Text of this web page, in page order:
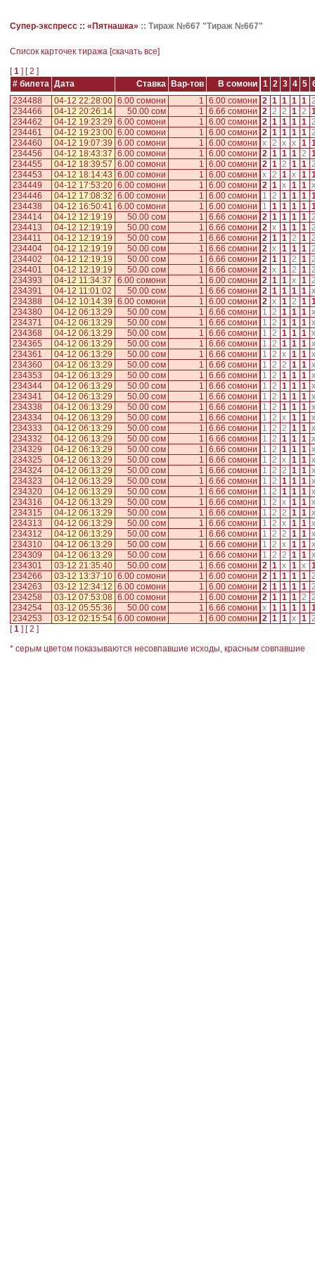
Супер-экспресс :: «Пятнашка» :: Тираж №667 "Тираж №667"
Cписок карточек тиража [скачать все]
[1 ] [2 ]
# билета Дата Ставка Вар-тов В сомони 1 2 3 4 5
234488
04-12 22:28:00 6.00 сомони 1 6.00 сомони 2 1 1 1 1
234466
04-12 20:26:14 50.00 сом 1 6.66 сомони 2 2 2 1 2
234462
04-12 19:23:29 6.00 сомони 1 6.00 сомони 2 1 1 1 1
234461
04-12 19:23:00 6.00 сомони 1 6.00 сомони 2 1 1 1 1
234460
04-12 19:07:39 6.00 сомони 1 6.00 сомони x 2 x x 1
234456
04-12 18:43:37 6.00 сомони 1 6.00 сомони 2 1 1 1 2
234455
04-12 18:39:57 6.00 сомони 1 6.00 сомони 2 1 2 1 1
234453
04-12 18:14:43 6.00 сомони 1 6.00 сомони x 2 1 x 1
234449
04-12 17:53:20 6.00 сомони 1 6.00 сомони 2 1 x 1 1 x
234446
04-12 17:08:32 6.00 сомони 1 6.00 сомони 1 2 1 1 1
234438
04-12 16:50:41 6.00 сомони 1 6.00 сомони 1 1 1 1 1
234414
04-12 12:19:19 50.00 сом 1 6.66 сомони 2 1 1 1 1
234413
04-12 12:19:19 50.00 сом 1 6.66 сомони 2 x 1 1 1
234411
04-12 12:19:19 50.00 сом 1 6.66 сомони 2 1 1 2 1
234404
04-12 12:19:19 50.00 сом 1 6.66 сомони 2 x 1 1 1
234402
04-12 12:19:19 50.00 сом 1 6.66 сомони 2 1 1 2 1
234401
04-12 12:19:19 50.00 сом 1 6.66 сомони 2 x 1 2 1
234393
04-12 11:34:37 6.00 сомони 1 6.00 сомони 2 1 1 x 1
234391
04-12 11:01:02 50.00 сом 1 6.66 сомони 2 1 1 1 1 x
234388
04-12 10:14:39 6.00 сомони 1 6.00 сомони 2 x 1 2 1
234380
04-12 06:13:29 50.00 сом 1 6.66 сомони 1 2 1 1 1 x
234371
04-12 06:13:29 50.00 сом 1 6.66 сомони 1 2 1 1 1 x
234368
04-12 06:13:29 50.00 сом 1 6.66 сомони 1 2 1 1 1 x
234365
04-12 06:13:29 50.00 сом 1 6.66 сомони 1 2 1 1 1 x
234361
04-12 06:13:29 50.00 сом 1 6.66 сомони 1 2 x 1 1 x
234360
04-12 06:13:29 50.00 сом 1 6.66 сомони 1 2 2 1 1 x
234353
04-12 06:13:29 50.00 сом 1 6.66 сомони 1 2 1 1 1 x
234344
04-12 06:13:29 50.00 сом 1 6.66 сомони 1 2 1 1 1 x
234341
04-12 06:13:29 50.00 сом 1 6.66 сомони 1 2 1 1 1 x
234338
04-12 06:13:29 50.00 сом 1 6.66 сомони 1 2 1 1 1 x
234334
04-12 06:13:29 50.00 сом 1 6.66 сомони 1 2 x 1 1 x
234333
04-12 06:13:29 50.00 сом 1 6.66 сомони 1 2 2 1 1 x
234332
04-12 06:13:29 50.00 сом 1 6.66 сомони 1 2 1 1 1 x
234329
04-12 06:13:29 50.00 сом 1 6.66 сомони 1 2 1 1 1 x
234325
04-12 06:13:29 50.00 сом 1 6.66 сомони 1 2 x 1 1 x
234324
04-12 06:13:29 50.00 сом 1 6.66 сомони 1 2 2 1 1 x
234323
04-12 06:13:29 50.00 сом 1 6.66 сомони 1 2 1 1 1 x
234320
04-12 06:13:29 50.00 сом 1 6.66 сомони 1 2 1 1 1 x
234316
04-12 06:13:29 50.00 сом 1 6.66 сомони 1 2 x 1 1 x
234315
04-12 06:13:29 50.00 сом 1 6.66 сомони 1 2 2 1 1 x
234313
04-12 06:13:29 50.00 сом 1 6.66 сомони 1 2 x 1 1 x
234312
04-12 06:13:29 50.00 сом 1 6.66 сомони 1 2 2 1 1 x
234310
04-12 06:13:29 50.00 сом 1 6.66 сомони 1 2 x 1 1 x
234309
04-12 06:13:29 50.00 сом 1 6.66 сомони 1 2 2 1 1 x
234301
03-12 21:35:40 50.00 сом 1 6.66 сомони 2 1 x 1 x
234266
03-12 13:37:10 6.00 сомони 1 6.00 сомони 2 1 1 1 1
234263
03-12 12:34:12 6.00 сомони 1 6.00 сомони 2 1 1 1 1
234258
03-12 07:53:08 6.00 сомони 1 6.00 сомони 2 1 1 1 2
234254
03-12 05:55:36 50.00 сом 1 6.66 сомони x 1 1 1 1
234253
03-12 02:15:54 6.00 сомони 1 6.00 сомони 2 1 1 x 1
[1 ] [2 ]
* серым цветом показываются несовпавшие исходы, красным совпавшие